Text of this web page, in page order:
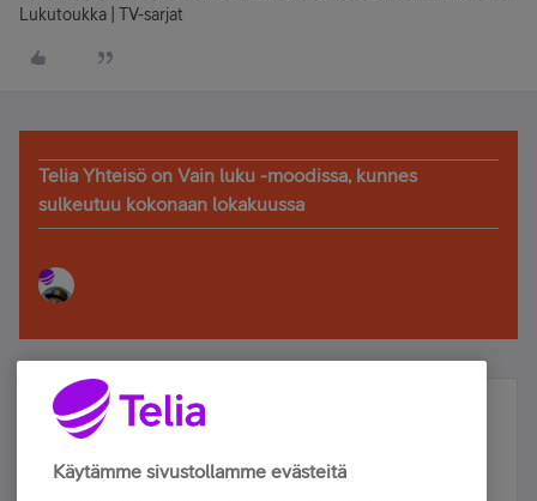
Lukutoukka | TV-sarjat
Telia Yhteisö on Vain luku -moodissa, kunnes
sulkeutuu kokonaan lokakuussa
Älä jää paitsi – osallistu ja voita!
Tilaa Telian uutiskirje ja olet mukana arvonnassa.
Käytämme sivustollamme evästeitä